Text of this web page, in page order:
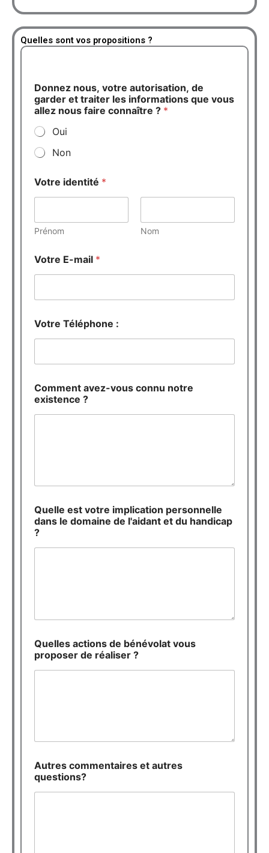
Quelles sont vos propositions ?
Donnez nous, votre autorisation, de
garder et traiter les informations que vous
allez nous faire connaître ? *
Oui
Non
Votre identité *
Prénom Nom
o
m
t
a
i
e
i
m
o
q
u
e
s
Votre E-mail *
Votre Téléphone :
Comment avez-vous connu notre
existence ?
Quelle est votre implication personnelle
dans le domaine de l'aidant et du handicap
?
Quelles actions de bénévolat vous
proposer de réaliser ?
Autres commentaires et autres
questions?